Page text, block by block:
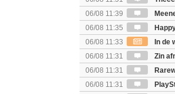
06/08 11:39
KOSTPRIJS
06/08 11:35
06/08 11:33
In de
Fighting Souls & Beast of
06/08 11:31
Zin
06/08 11:31
06/08 11:31